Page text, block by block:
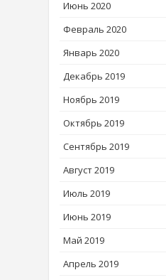
Июнь 2020
Февраль 2020
Январь 2020
Декабрь 2019
Ноябрь 2019
Октябрь 2019
Сентябрь 2019
Август 2019
Июль 2019
Июнь 2019
Май 2019
Апрель 2019